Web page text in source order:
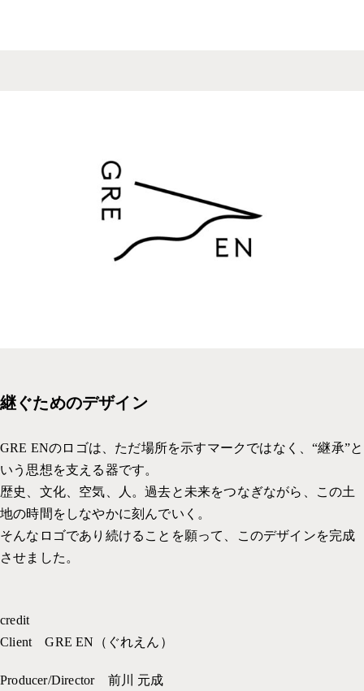
継ぐためのデザイン
GRE ENのロゴは、ただ場所を示すマークではなく、“継承”と
いう思想を支える器です。
歴史、文化、空気、人。過去と未来をつなぎながら、この土
地の時間をしなやかに刻んでいく。
そんなロゴであり続けることを願って、このデザインを完成
させました。
credit
Client GRE EN（ぐれえん）
Producer/Director 前川 元成